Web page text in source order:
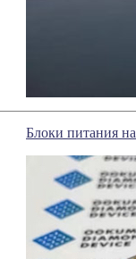
Блоки питания